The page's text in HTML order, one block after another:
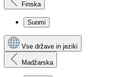
Finska
Suomi
Vse države in jeziki
Madžarska